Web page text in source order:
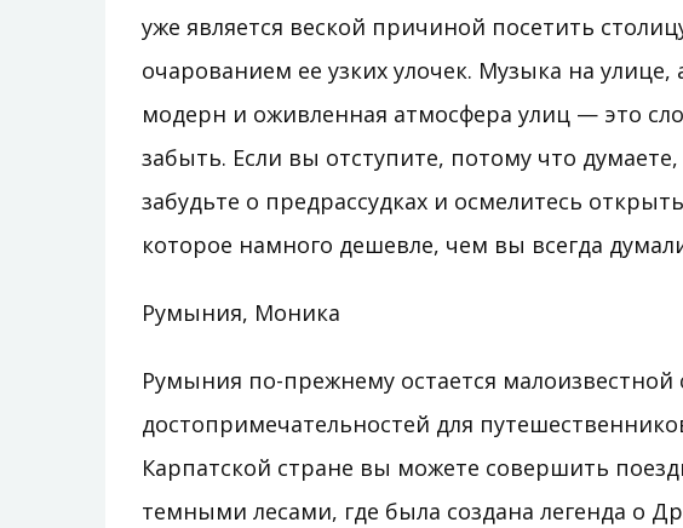
уже является веской причиной посетить
очарованием ее узких улочек. Музыка на улице,
модерн и оживленная атмосфера улиц — это
забыть. Если вы отступите, потому что
забудьте о предрассудках и осмелитесь
которое намного дешевле, чем вы всегда
Румыния, Моника
Румыния по-прежнему остается
достопримечательностей для
Карпатской стране вы можете совершить
темными лесами, где была создана легенда о